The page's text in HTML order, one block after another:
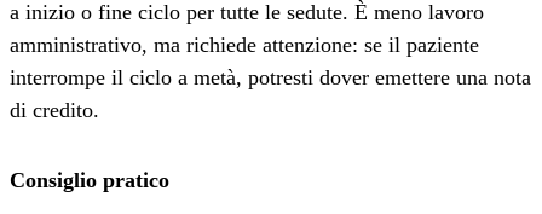
a inizio o fine ciclo per tutte le sedute. È meno lavoro
amministrativo, ma richiede attenzione: se il paziente
interrompe il ciclo a metà, potresti dover emettere una nota
di credito.
Consiglio pratico